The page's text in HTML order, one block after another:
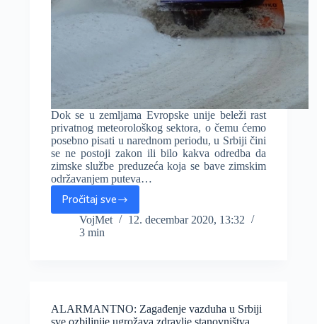
Dok se u zemljama Evropske unije beleži rast
privatnog meteorološkog sektora, o čemu ćemo
posebno pisati u narednom periodu, u Srbiji čini
se ne postoji zakon ili bilo kakva odredba da
zimske službe preduzeća koja se bave zimskim
održavanjem puteva…
Pročitaj sve
Zimske
službe
(ni)su
prate
na
VojMet
12. decembar 2020, 13:32
3 min
ALARMANTNO: Zagađenje vazduha u Srbiji
sve ozbiljnije ugrožava zdravlje stanovništva